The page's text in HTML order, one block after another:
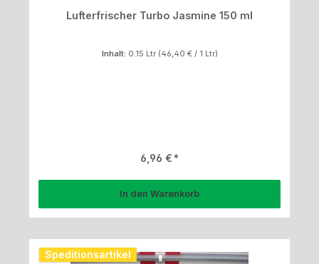
Lufterfrischer Turbo Jasmine 150 ml
Inhalt: 0.15 Ltr (46,40 € / 1 Ltr)
Regulärer Preis:
6,96 €
In den Warenkorb
Speditionsartikel